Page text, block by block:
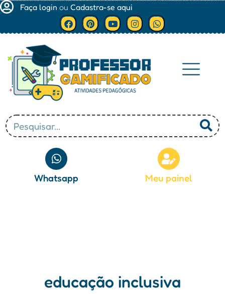
Faça login ou Cadastra-se aqui
Whatsapp Meu painel
educação inclusiva